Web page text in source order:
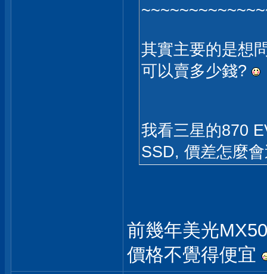
其實主要的是想
可以賣多少錢?
我看三星的870
SSD, 價差怎麼
前幾年美光
價格不覺得便宜